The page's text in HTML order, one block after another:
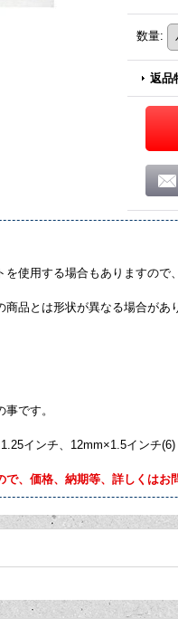
数量:
返品
使用する場合もありますので
商品とは形状が異なる場合があ
です。
インチ、12mm×1.5インチ(6)
で、価格、納期等、詳しくは